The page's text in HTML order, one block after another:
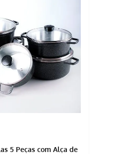
5 Peças com Alça de